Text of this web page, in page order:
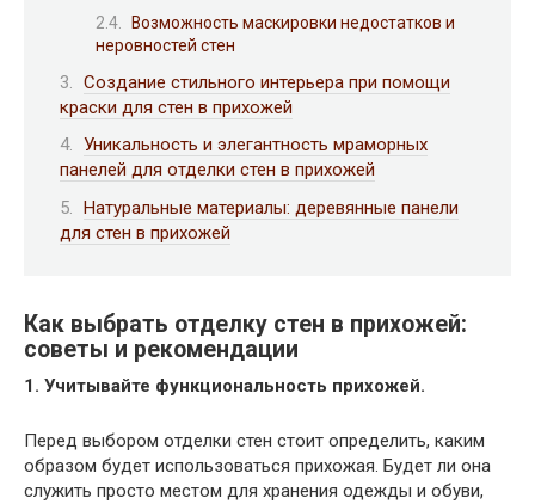
Возможность маскировки недостатков и
неровностей стен
Создание стильного интерьера при помощи
краски для стен в прихожей
Уникальность и элегантность мраморных
панелей для отделки стен в прихожей
Натуральные материалы: деревянные панели
для стен в прихожей
Как выбрать отделку стен в прихожей:
советы и рекомендации
1. Учитывайте функциональность прихожей.
Перед выбором отделки стен стоит определить, каким
образом будет использоваться прихожая. Будет ли она
служить просто местом для хранения одежды и обуви,